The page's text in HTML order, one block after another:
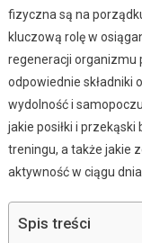
fizyczna są na
kluczową rolę w
regeneracji organizmu
odpowiednie składniki
wydolność i
jakie posiłki i
treningu, a także jakie
aktywność w ciągu dnia.
Spis treści